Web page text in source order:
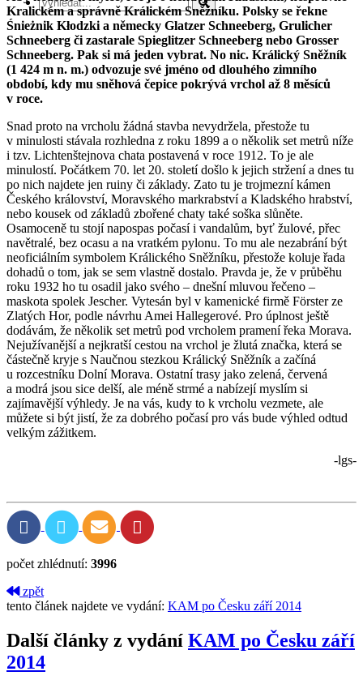
Kralickém a správně Králickém Sněžníku. Polsky se řekne
Śnieżnik Kłodzki a německy Glatzer Schneeberg, Grulicher
Schneeberg či zastarale Spieglitzer Schneeberg nebo Grosser
Schneeberg. Pak si má jeden vybrat. No nic. Králický Sněžník
(1 424 m n. m.) odvozuje své jméno od dlouhého zimního
období, kdy mu sněhová čepice pokrývá vrchol až 8 měsíců
v roce.
Snad proto na vrcholu žádná stavba nevydržela, přestože tu
v minulosti stávala rozhledna z roku 1899 a o několik set metrů níže
i tzv. Lichtenštejnova chata postavená v roce 1912. To je ale
minulostí. Počátkem 70. let 20. století došlo k jejich stržení a dnes tu
po nich najdete jen ruiny či základy. Zato tu je trojmezní kámen
Českého království, Moravského markrabství a Kladského hrabství,
nebo kousek od základů zbořené chaty také soška slůněte.
Osamoceně tu stojí napospas počasí i vandalům, byť žulové, přec
navětralé, bez ocasu a na vratkém pylonu. To mu ale nezabrání být
neoficiálním symbolem Králického Sněžníku, přestože koluje řada
dohadů o tom, jak se sem vlastně dostalo. Pravda je, že v průběhu
roku 1932 ho tu osadil jako svého – dnešní mluvou řečeno –
maskota spolek Jescher. Vytesán byl v kamenické firmě Förster ze
Zlatých Hor, podle návrhu Amei Hallegerové. Pro úplnost ještě
dodávám, že několik set metrů pod vrcholem pramení řeka Morava.
Nejužívanější a nejkratší cestou na vrchol je žlutá značka, která se
částečně kryje s Naučnou stezkou Králický Sněžník a začíná
u rozcestníku Dolní Morava. Ostatní trasy jako zelená, červená
a modrá jsou sice delší, ale méně strmé a nabízejí myslím si
zajímavější výhledy. Je na vás, kudy to k vrcholu vezmete, ale
můžete si být jistí, že za dobrého počasí pro vás bude výhled odtud
velkým zážitkem.
-lgs-
počet zhlédnutí: 3996
zpět
tento článek najdete ve vydání: KAM po Česku září 2014
Další články z vydání KAM po Česku září
2014